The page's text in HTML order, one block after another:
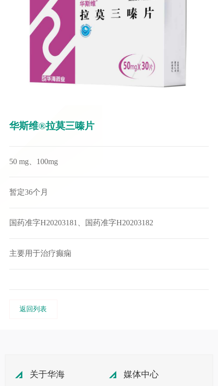
华斯维®拉莫三嗪片
50 mg、100mg
暂定36个月
国药准字H20203181、国药准字H20203182
主要用于治疗癫痫
返回列表
关于华海 媒体中心